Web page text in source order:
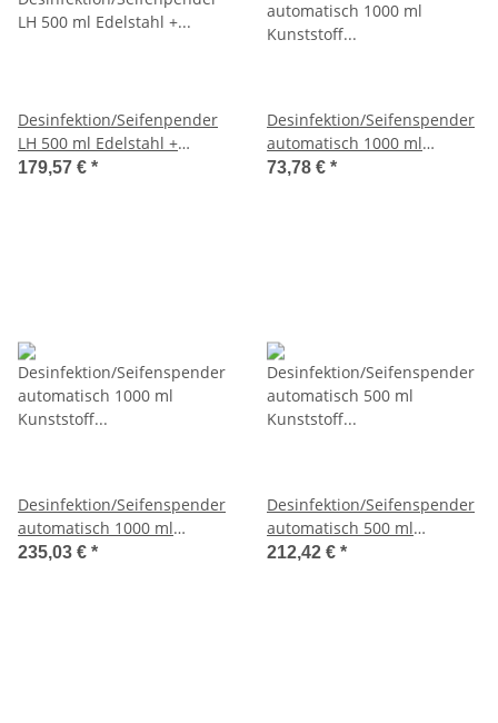
Desinfektion/Seifenpender
LH 500 ml Edelstahl +
Tropfschale (MQLTD05E)
179,57 € *
Desinfektion/Seifenspender
automatisch 1000 ml
Kunststoff + Tropfschale
73,78 € *
Desinfektion/Seifenspender
automatisch 1000 ml
Kunststoff + Tropfschale
235,03 € *
Desinfektion/Seifenspender
automatisch 500 ml
Kunststoff + Tropfschale
212,42 € *